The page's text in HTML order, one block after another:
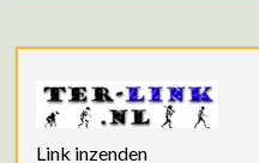
Link inzenden